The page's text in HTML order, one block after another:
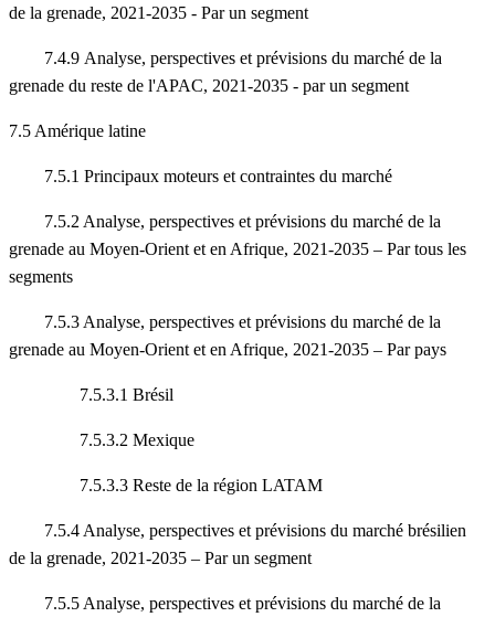
de la grenade, 2021-2035 - Par un segment
7.4.9 Analyse, perspectives et prévisions du marché de la
grenade du reste de l'APAC, 2021-2035 - par un segment
7.5 Amérique latine
7.5.1 Principaux moteurs et contraintes du marché
7.5.2 Analyse, perspectives et prévisions du marché de la
grenade au Moyen-Orient et en Afrique, 2021-2035 – Par tous les
segments
7.5.3 Analyse, perspectives et prévisions du marché de la
grenade au Moyen-Orient et en Afrique, 2021-2035 – Par pays
7.5.3.1 Brésil
7.5.3.2 Mexique
7.5.3.3 Reste de la région LATAM
7.5.4 Analyse, perspectives et prévisions du marché brésilien
de la grenade, 2021-2035 – Par un segment
7.5.5 Analyse, perspectives et prévisions du marché de la